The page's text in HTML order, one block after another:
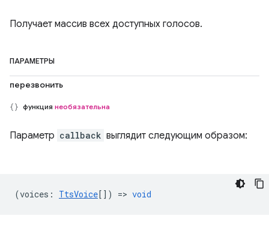
Получает массив всех доступных голосов.
ПАРАМЕТРЫ
перезвонить
функция необязательна
Параметр callback выглядит следующим образом:
(voices : TtsVoice[]) => void